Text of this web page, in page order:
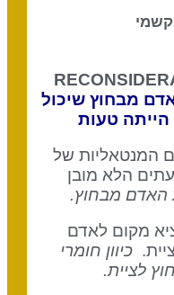
מבחוץ שיכול
טעות
של
הלא מובן
מבחוץ.
מקום לאדם
כיוון חומרי
לציית.